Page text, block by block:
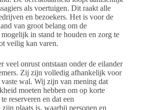
als voertuigen. Dit raakt alle
en bezoekers. Het is voor de
van groot belang om de
in stand te houden en zorg te
veilig kan varen.
veel onrust ontstaan onder de eilander
Zij zijn volledig afhankelijk voor
wal. Wij zijn van mening dat
moeten hebben om op korte
reserveren en dat een
plaats is, waarbij personen en